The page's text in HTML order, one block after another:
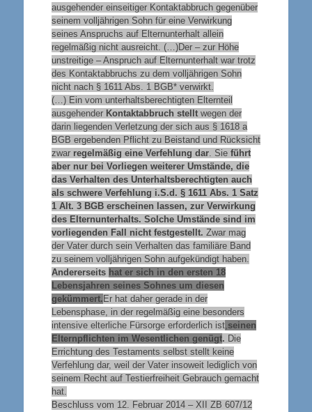
ausgehender einseitiger Kontaktabbruch gegenüber
seinem volljährigen Sohn für eine Verwirkung
seines Anspruchs auf Elternunterhalt allein
regelmäßig nicht ausreicht. (…)Der – zur Höhe
unstreitige – Anspruch auf Elternunterhalt war trotz
des Kontaktabbruchs zu dem volljährigen Sohn
nicht nach § 1611 Abs. 1 BGB* verwirkt.
(…) Ein vom unterhaltsberechtigten Elternteil
ausgehender Kontaktabbruch stelltwegen der
darin liegenden Verletzung der sich aus § 1618 a
BGB ergebenden Pflicht zu Beistand und Rücksicht
zwar regelmäßig eine Verfehlung dar. Sie führt
aber nur bei Vorliegen weiterer Umstände, die
das Verhalten des Unterhaltsberechtigten auch
als schwere Verfehlung i.S.d. § 1611 Abs. 1 Satz
1 Alt. 3 BGB erscheinen lassen, zur Verwirkung
des Elternunterhalts. Solche Umstände sind im
vorliegenden Fall nicht festgestellt. Zwar mag
der Vater durch sein Verhalten das familiäre Band
zu seinem volljährigen Sohn aufgekündigt haben.
Andererseits hat er sich in den ersten 18
Lebensjahren seines Sohnes um diesen
gekümmert. Er hat daher gerade in der
Lebensphase, in der regelmäßig eine besonders
intensive elterliche Fürsorge erforderlich ist,seinen
Elternpflichten im Wesentlichen genügt. Die
Errichtung des Testaments selbst stellt keine
Verfehlung dar, weil der Vater insoweit lediglich von
seinem Recht auf Testierfreiheit Gebrauch gemacht
hat.
Beschluss vom 12. Februar 2014 – XII ZB 607/12